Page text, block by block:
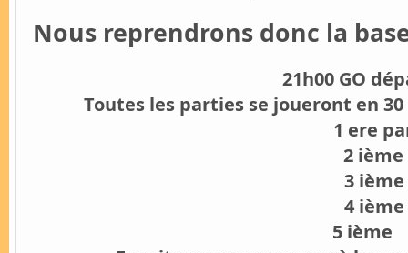
Nous reprendrons donc la
21h00 GO
Toutes les parties se joueront en
1 ere
2
3
4
5 ième 30 /